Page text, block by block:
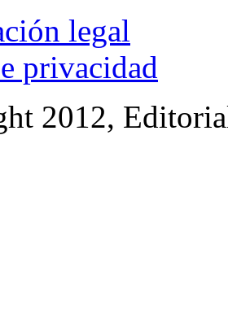
legal
privacidad
2012,